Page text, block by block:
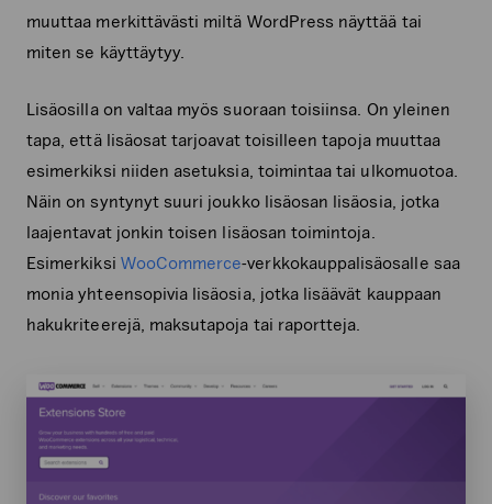
muuttaa merkittävästi miltä WordPress näyttää tai
miten se käyttäytyy.
Lisäosilla on valtaa myös suoraan toisiinsa. On yleinen
tapa, että lisäosat tarjoavat toisilleen tapoja muuttaa
esimerkiksi niiden asetuksia, toimintaa tai ulkomuotoa.
Näin on syntynyt suuri joukko lisäosan lisäosia, jotka
laajentavat jonkin toisen lisäosan toimintoja.
Esimerkiksi WooCommerce-verkkokauppalisäosalle saa
monia yhteensopivia lisäosia, jotka lisäävät kauppaan
hakukriteerejä, maksutapoja tai raportteja.